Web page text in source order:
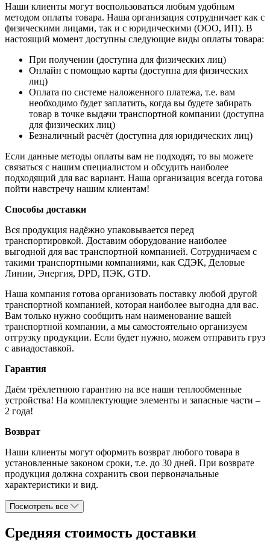
Наши клиенты могут воспользоваться любым удобным
методом оплаты товара. Наша организация сотрудничает как с
физическими лицами, так и с юридическими (ООО, ИП). В
настоящий момент доступны следующие виды оплаты товара:
При получении (доступна для физических лиц)
Онлайн с помощью карты (доступна для физических
лиц)
Оплата по системе наложенного платежа, т.е. вам
необходимо будет заплатить, когда вы будете забирать
товар в точке выдачи транспортной компании (доступна
для физических лиц)
Безналичный расчёт (доступна для юридических лиц)
Если данные методы оплаты вам не подходят, то вы можете
связаться с нашим специалистом и обсудить наиболее
подходящий для вас вариант. Наша организация всегда готова
пойти навстречу нашим клиентам!
Способы доставки
Вся продукция надёжно упаковывается перед
транспортировкой. Доставим оборудование наиболее
выгодной для вас транспортной компанией. Сотрудничаем с
такими транспортными компаниями, как СДЭК, Деловые
Линии, Энергия, DPD, ПЭК, GTD.
Наша компания готова организовать поставку любой другой
транспортной компанией, которая наиболее выгодна для вас.
Вам только нужно сообщить нам наименование вашей
транспортной компании, а мы самостоятельно организуем
отгрузку продукции. Если будет нужно, можем отправить груз
с авиадоставкой.
Гарантия
Даём трёхлетнюю гарантию на все наши теплообменные
устройства! На комплектующие элементы и запасные части –
2 года!
Возврат
Наши клиенты могут оформить возврат любого товара в
установленные законом сроки, т.е. до 30 дней. При возврате
продукция должна сохранить свои первоначальные
характеристики и вид.
Посмотреть все
Средняя стоимость доставки